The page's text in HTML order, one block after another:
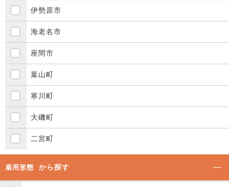
伊勢原市
海老名市
座間市
葉山町
寒川町
大磯町
二宮町
雇用形態 から探す